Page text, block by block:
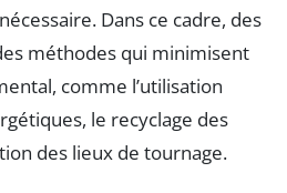
nécessaire. Dans ce cadre, des
méthodes qui minimisent
comme l’utilisation
le recyclage des
des lieux de tournage.